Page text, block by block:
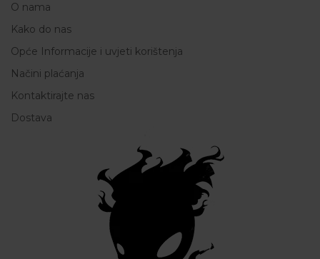
O nama
Kako do nas
Opće Informacije i uvjeti korištenja
Načini plaćanja
Kontaktirajte nas
Dostava